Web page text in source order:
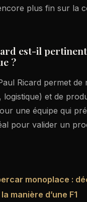
plus fin sur la
est-il
?
Ricard permet de
et de
une équipe qui
pour valider un
monoplace :
manière d’une F1